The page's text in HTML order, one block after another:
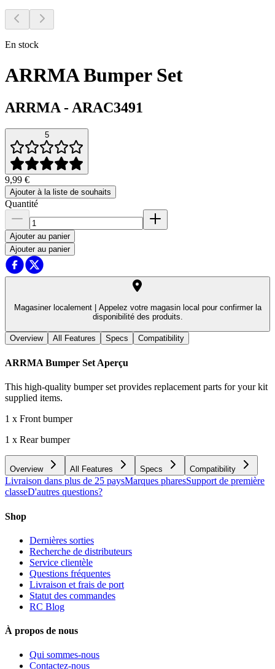
En stock
ARRMA Bumper Set
ARRMA - ARAC3491
5
9,99 €
Ajouter à la liste de souhaits
Quantité
Ajouter au panier
Ajouter au panier
Magasiner localement |
Appelez votre magasin local pour confirmer la
disponibilité des produits.
Overview All Features Specs Compatibility
ARRMA Bumper Set Aperçu
This high-quality bumper set provides replacement parts for your kit
supplied items.
1 x Front bumper
1 x Rear bumper
Overview All Features Specs Compatibility
Livraison dans plus de 25 paysMarques pharesSupport de première
classeD'autres questions?
Shop
Dernières sorties
Recherche de distributeurs
Service clientèle
Questions fréquentes
Livraison et frais de port
Statut des commandes
RC Blog
À propos de nous
Qui sommes-nous
Contactez-nous